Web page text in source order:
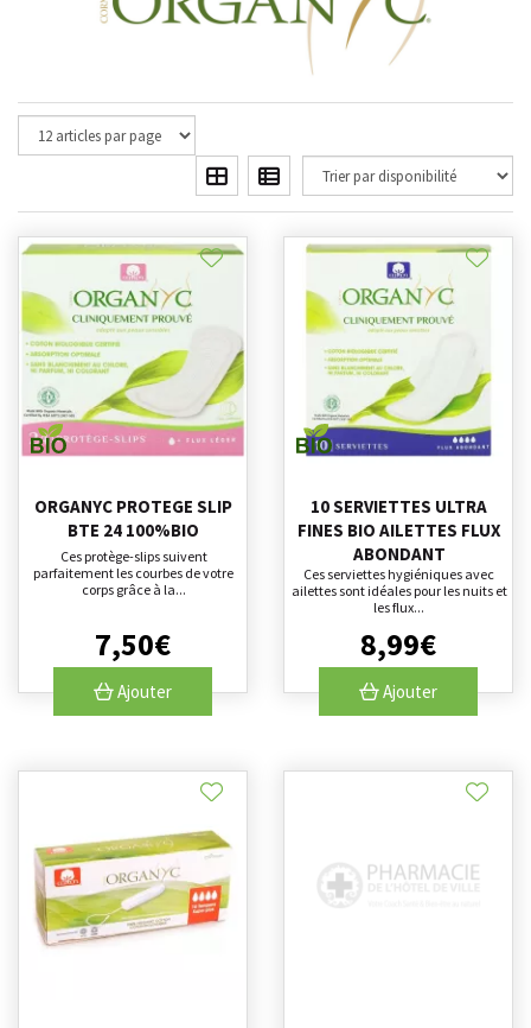
ORGANYC PROTEGE SLIP
BTE 24 100%BIO
Ces protège-slips suivent
parfaitement les courbes de votre
corps grâce à la...
7,50€
Ajouter
10 SERVIETTES ULTRA
FINES BIO AILETTES FLUX
ABONDANT
Ces serviettes hygiéniques avec
ailettes sont idéales pour les nuits et
les flux...
8,99€
Ajouter